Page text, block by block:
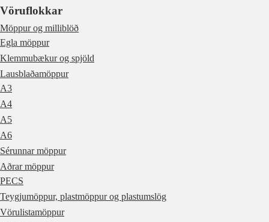
Vöruflokkar
Möppur og milliblöð
Egla möppur
Klemmubækur og spjöld
Lausblaðamöppur
A3
A4
A5
A6
Sérunnar möppur
Aðrar möppur
PECS
Teygjumöppur, plastmöppur og plastumslög
Vörulistamöppur